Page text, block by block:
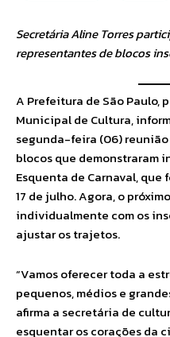
Secretária Aline Torres
representantes de blocos
A Prefeitura de São Paulo,
Municipal de Cultura,
segunda-feira (06)
blocos que demonstraram
Esquenta de Carnaval, que
17 de julho. Agora, o
individualmente com os
ajustar os trajetos.
“Vamos oferecer toda a
pequenos, médios e
afirma a secretária de
esquentar os corações da